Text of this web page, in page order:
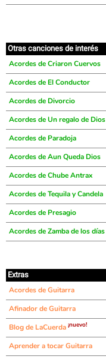
Otras canciones de interés
Acordes de Criaron Cuervos
Acordes de El Conductor
Acordes de Divorcio
Acordes de Un regalo de Dios
Acordes de Paradoja
Acordes de Aun Queda Dios
Acordes de Chube Antrax
Acordes de Tequila y Candela
Acordes de Presagio
Acordes de Zamba de los días
Extras
Acordes de Guitarra
Afinador de Guitarra
Blog de LaCuerda ¡nuevo!
Aprender a tocar Guitarra